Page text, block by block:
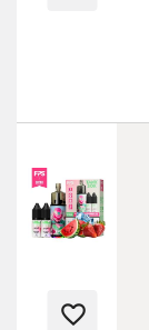
favorite_border